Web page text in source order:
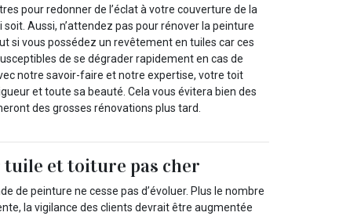
pour redonner de l’éclat à votre couverture de la
Aussi, n’attendez pas pour rénover la peinture
si vous possédez un revêtement en tuiles car ces
de se dégrader rapidement en cas de
notre savoir-faire et notre expertise, votre toit
et toute sa beauté. Cela vous évitera bien des
des grosses rénovations plus tard.
et toiture pas cher
de peinture ne cesse pas d’évoluer. Plus le nombre
la vigilance des clients devrait être augmentée